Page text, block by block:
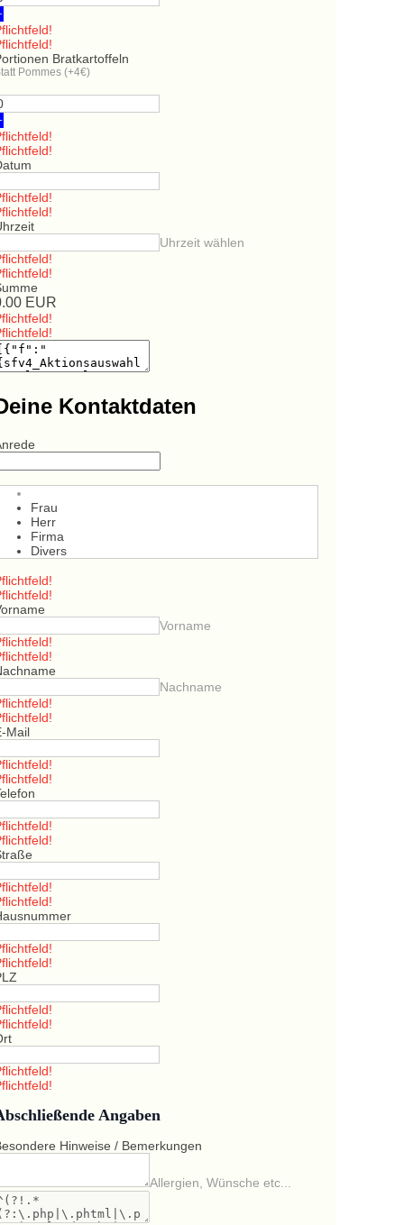
Bratkartoffeln
Pommes (+4€)
Uhrzeit wählen
EUR
Kontaktdaten
Frau
Herr
Firma
Divers
Vorname
Nachname
Mail
Angaben
Hinweise / Bemerkungen
Allergien, Wünsche etc...